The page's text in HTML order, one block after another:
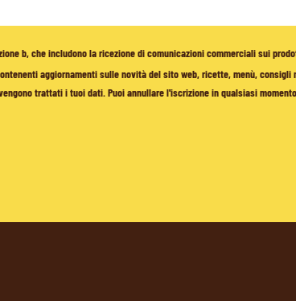
b, che includono la ricezione di comunicazioni commerciali sui
aggiornamenti sulle novità del sito web, ricette, menù,
trattati i tuoi dati. Puoi annullare l'iscrizione in qualsiasi